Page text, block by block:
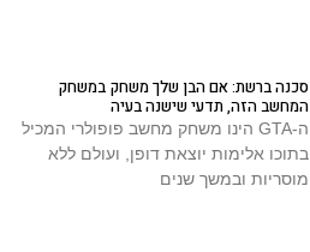
סכנה ברשת: אם הבן שלך משחק במשחק
המחשב הזה, תדעי שישנה בעיה
ה-GTA הינו משחק מחשב פופולרי המכיל
בתוכו אלימות יוצאת דופן, ועולם ללא
מוסריות ובמשך שנים